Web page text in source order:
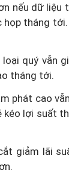
nếu dữ
tháng
quý vẫn
tháng tới.
phát cao
lợi suất
giảm lãi